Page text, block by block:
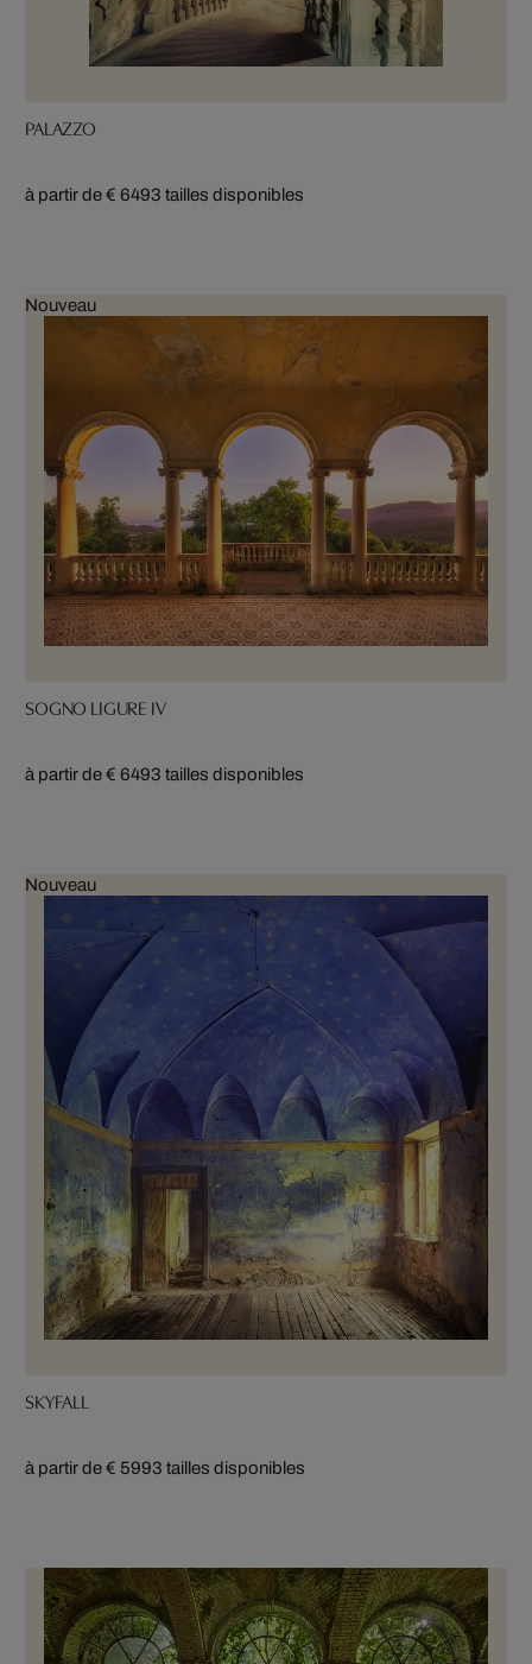
PALAZZO
à partir de € 6493 tailles disponibles
Nouveau
SOGNO LIGURE IV
à partir de € 6493 tailles disponibles
Nouveau
SKYFALL
à partir de € 5993 tailles disponibles